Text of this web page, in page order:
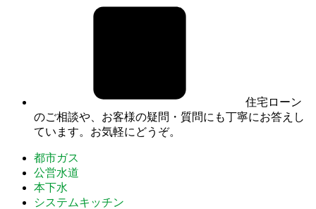
住宅ローン
のご相談や、お客様の疑問・質問にも丁寧にお答えし
ています。お気軽にどうぞ。
都市ガス
公営水道
本下水
システムキッチン